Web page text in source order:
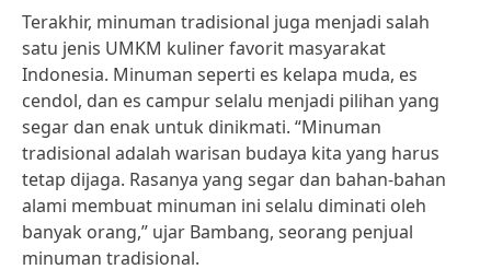
Terakhir, minuman tradisional juga menjadi salah
satu jenis UMKM kuliner favorit masyarakat
Indonesia. Minuman seperti es kelapa muda, es
cendol, dan es campur selalu menjadi pilihan yang
segar dan enak untuk dinikmati. “Minuman
tradisional adalah warisan budaya kita yang harus
tetap dijaga. Rasanya yang segar dan bahan-bahan
alami membuat minuman ini selalu diminati oleh
banyak orang,” ujar Bambang, seorang penjual
minuman tradisional.